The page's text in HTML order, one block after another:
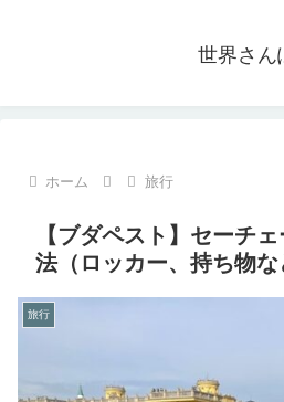
世界さん
ホーム 旅行
【ブダペスト】セーチ
法（ロッカー、持ち物な
旅行